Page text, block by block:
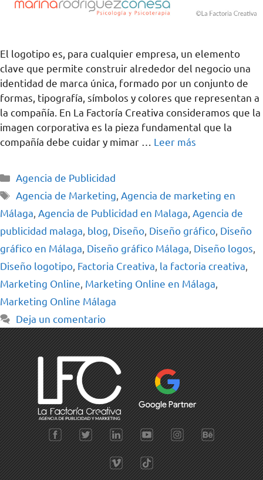
El logotipo es, para cualquier empresa, un elemento
clave que permite construir alrededor del negocio una
identidad de marca única, formado por un conjunto de
formas, tipografía, símbolos y colores que representan a
la compañía. En La Factoría Creativa consideramos que la
imagen corporativa es la pieza fundamental que la
compañía debe cuidar y mimar … Leer más
Agencia de Publicidad
Agencia de Marketing Agencia de marketing en
Málaga Agencia de Publicidad en Malaga Agencia de
publicidad malaga blog Diseño Diseño gráfico Diseño
gráfico en Málaga Diseño gráfico Málaga Diseño logos
Diseño logotipo Factoria Creativa la factoria creativa
Marketing Online Marketing Online en Málaga
Marketing Online Málaga
Deja un comentario